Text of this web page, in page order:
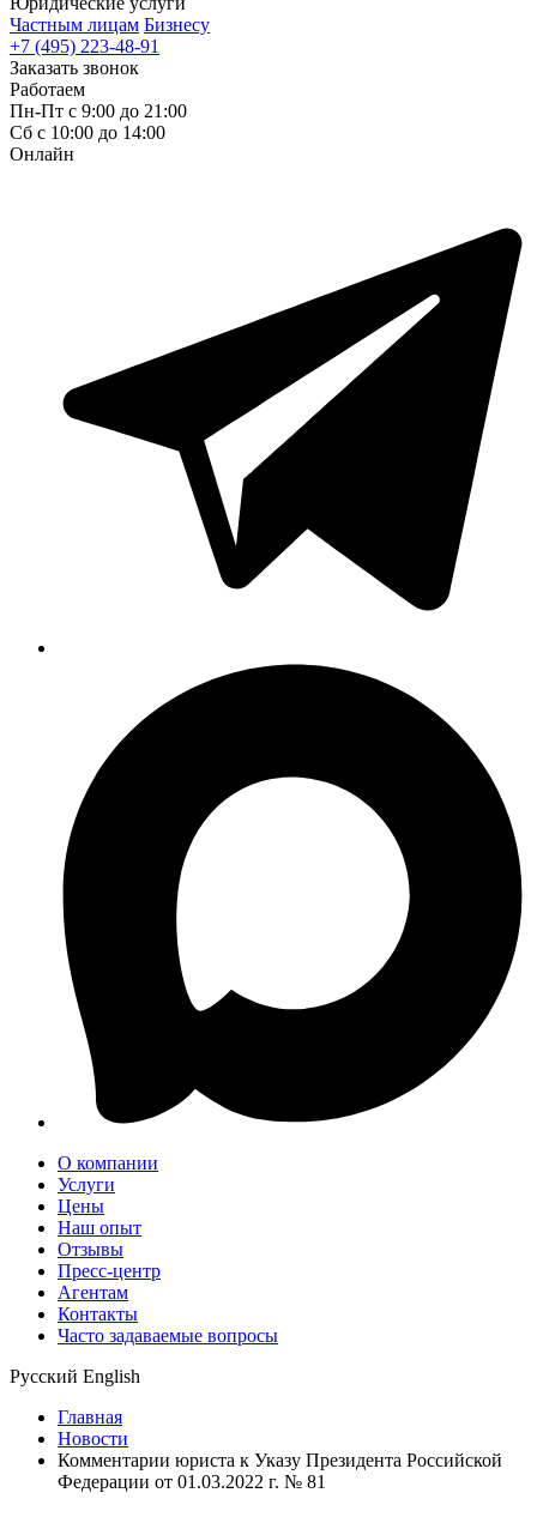
Частным лицам Бизнесу
+7 (495) 223-48-91
Заказать звонок
Работаем
Пн-Пт с 9:00 до 21:00
Сб с 10:00 до 14:00
Онлайн
О компании
Услуги
Цены
Наш опыт
Отзывы
Пресс-центр
Агентам
Контакты
Часто задаваемые вопросы
Русский English
Главная
Новости
Комментарии юриста к Указу Президента Российской
Федерации от 01.03.2022 г. № 81